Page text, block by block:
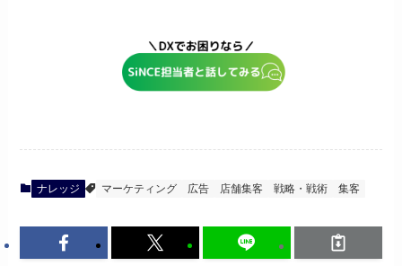
ナレッジ マーケティング 広告 店舗集客 戦略・戦術 集客